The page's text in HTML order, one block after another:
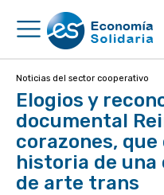
Noticias del sector cooperativo
Elogios y
documental
corazones,
historia de una
de arte trans